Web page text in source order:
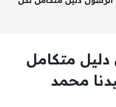
متكامل
محمد